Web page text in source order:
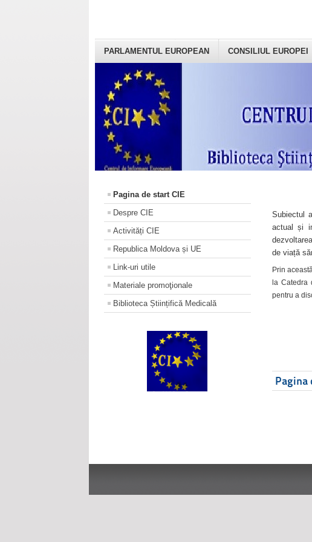
PARLAMENTUL EUROPEAN CONSILIUL EUROPEI
Pagina de start CIE
Despre CIE
Activități CIE
Republica Moldova și UE
Link-uri utile
Materiale promoţionale
Biblioteca Științifică Medicală
Subiectul
actual și
de viață
Prin
la Catedra
pentru a
Pagina